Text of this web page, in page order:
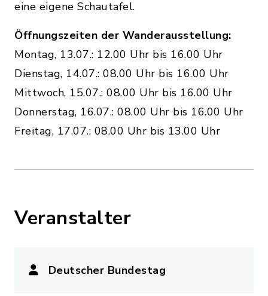
eine eigene Schautafel.
Öffnungszeiten der Wanderausstellung:
Montag, 13.07.: 12.00 Uhr bis 16.00 Uhr
Dienstag, 14.07.: 08.00 Uhr bis 16.00 Uhr
Mittwoch, 15.07.: 08.00 Uhr bis 16.00 Uhr
Donnerstag, 16.07.: 08.00 Uhr bis 16.00 Uhr
Freitag, 17.07.: 08.00 Uhr bis 13.00 Uhr
Veranstalter
Deutscher Bundestag